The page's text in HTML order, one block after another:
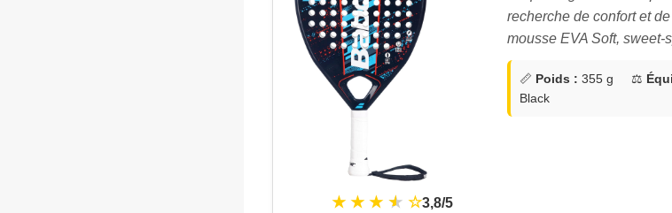
★ ★ ★ ★
★ ☆3,8/5
recherche de confort et
mousse EVA Soft, sweet-
📏 Poids : 355 g ⚖️
Black